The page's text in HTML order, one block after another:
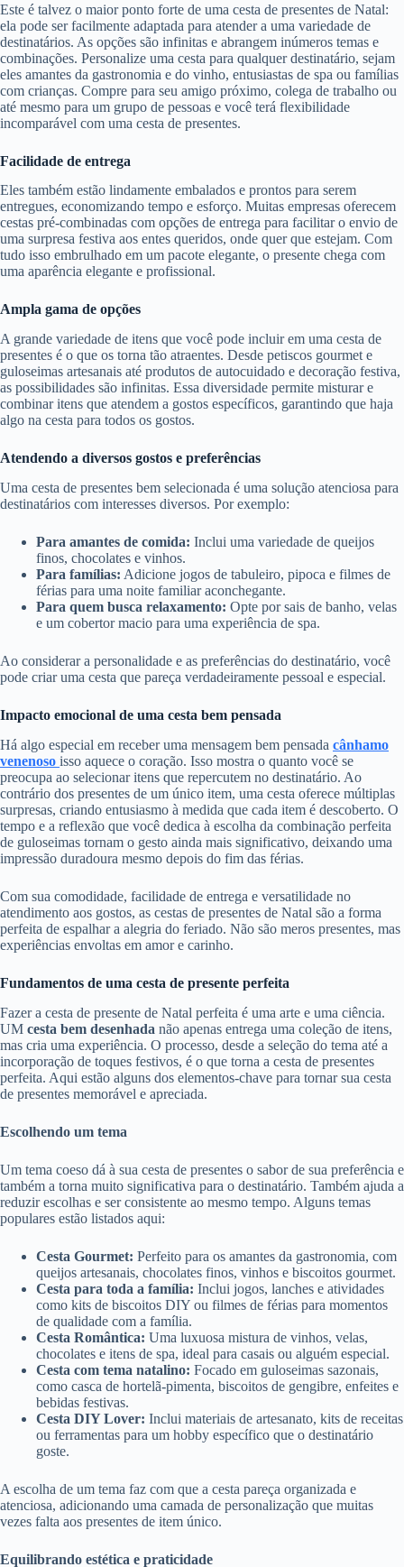
Este é talvez o maior ponto forte de uma cesta de presentes de Natal:
ela pode ser facilmente adaptada para atender a uma variedade de
destinatários. As opções são infinitas e abrangem inúmeros temas e
combinações. Personalize uma cesta para qualquer destinatário, sejam
eles amantes da gastronomia e do vinho, entusiastas de spa ou famílias
com crianças. Compre para seu amigo próximo, colega de trabalho ou
até mesmo para um grupo de pessoas e você terá flexibilidade
incomparável com uma cesta de presentes.
Facilidade de entrega
Eles também estão lindamente embalados e prontos para serem
entregues, economizando tempo e esforço. Muitas empresas oferecem
cestas pré-combinadas com opções de entrega para facilitar o envio de
uma surpresa festiva aos entes queridos, onde quer que estejam. Com
tudo isso embrulhado em um pacote elegante, o presente chega com
uma aparência elegante e profissional.
Ampla gama de opções
A grande variedade de itens que você pode incluir em uma cesta de
presentes é o que os torna tão atraentes. Desde petiscos gourmet e
guloseimas artesanais até produtos de autocuidado e decoração festiva,
as possibilidades são infinitas. Essa diversidade permite misturar e
combinar itens que atendem a gostos específicos, garantindo que haja
algo na cesta para todos os gostos.
Atendendo a diversos gostos e preferências
Uma cesta de presentes bem selecionada é uma solução atenciosa para
destinatários com interesses diversos. Por exemplo:
Para amantes de comida: Inclui uma variedade de queijos
finos, chocolates e vinhos.
Para famílias: Adicione jogos de tabuleiro, pipoca e filmes de
férias para uma noite familiar aconchegante.
Para quem busca relaxamento: Opte por sais de banho, velas
e um cobertor macio para uma experiência de spa.
Ao considerar a personalidade e as preferências do destinatário, você
pode criar uma cesta que pareça verdadeiramente pessoal e especial.
Impacto emocional de uma cesta bem pensada
Há algo especial em receber uma mensagem bem pensada cânhamo
venenoso isso aquece o coração. Isso mostra o quanto você se
preocupa ao selecionar itens que repercutem no destinatário. Ao
contrário dos presentes de um único item, uma cesta oferece múltiplas
surpresas, criando entusiasmo à medida que cada item é descoberto. O
tempo e a reflexão que você dedica à escolha da combinação perfeita
de guloseimas tornam o gesto ainda mais significativo, deixando uma
impressão duradoura mesmo depois do fim das férias.
Com sua comodidade, facilidade de entrega e versatilidade no
atendimento aos gostos, as cestas de presentes de Natal são a forma
perfeita de espalhar a alegria do feriado. Não são meros presentes, mas
experiências envoltas em amor e carinho.
Fundamentos de uma cesta de presente perfeita
Fazer a cesta de presente de Natal perfeita é uma arte e uma ciência.
UM cesta bem desenhada não apenas entrega uma coleção de itens,
mas cria uma experiência. O processo, desde a seleção do tema até a
incorporação de toques festivos, é o que torna a cesta de presentes
perfeita. Aqui estão alguns dos elementos-chave para tornar sua cesta
de presentes memorável e apreciada.
Escolhendo um tema
Um tema coeso dá à sua cesta de presentes o sabor de sua preferência e
também a torna muito significativa para o destinatário. Também ajuda a
reduzir escolhas e ser consistente ao mesmo tempo. Alguns temas
populares estão listados aqui:
Cesta Gourmet: Perfeito para os amantes da gastronomia, com
queijos artesanais, chocolates finos, vinhos e biscoitos gourmet.
Cesta para toda a família: Inclui jogos, lanches e atividades
como kits de biscoitos DIY ou filmes de férias para momentos
de qualidade com a família.
Cesta Romântica: Uma luxuosa mistura de vinhos, velas,
chocolates e itens de spa, ideal para casais ou alguém especial.
Cesta com tema natalino: Focado em guloseimas sazonais,
como casca de hortelã-pimenta, biscoitos de gengibre, enfeites e
bebidas festivas.
Cesta DIY Lover: Inclui materiais de artesanato, kits de receitas
ou ferramentas para um hobby específico que o destinatário
goste.
A escolha de um tema faz com que a cesta pareça organizada e
atenciosa, adicionando uma camada de personalização que muitas
vezes falta aos presentes de item único.
Equilibrando estética e praticidade